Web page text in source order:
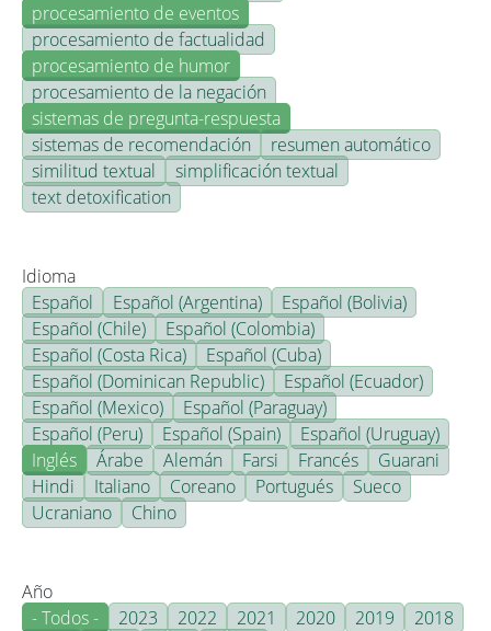
procesamiento de eventos
procesamiento de factualidad
procesamiento de humor
procesamiento de la negación
sistemas de pregunta-respuesta
sistemas de recomendación
resumen automático
similitud textual
simplificación textual
text detoxification
Idioma
Español
Español (Argentina)
Español (Bolivia)
Español (Chile)
Español (Colombia)
Español (Costa Rica)
Español (Cuba)
Español (Dominican Republic)
Español (Ecuador)
Español (Mexico)
Español (Paraguay)
Español (Peru)
Español (Spain)
Español (Uruguay)
Inglés
Árabe Alemán Farsi Francés
Guarani
Hindi
Italiano Coreano Portugués
Sueco
Ucraniano
Chino
Año
- Todos -
2023 2022 2021 2020 2019
2018